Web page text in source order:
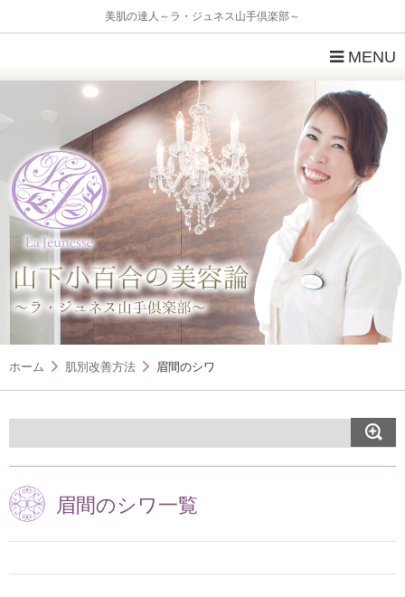
美肌の達人～ラ・ジュネス山手倶楽部～
MENU
ホーム 肌別改善方法 眉間のシワ
眉間のシワ一覧